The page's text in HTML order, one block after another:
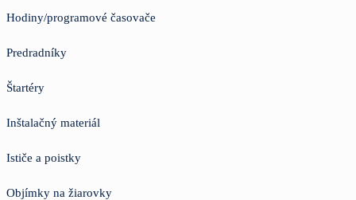
Hodiny/programové časovače
Predradníky
Štartéry
Inštalačný materiál
Ističe a poistky
Objímky na žiarovky